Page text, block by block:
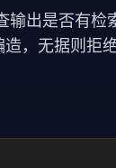
输出是否有
，无据则拒